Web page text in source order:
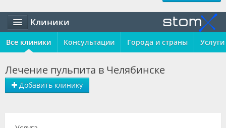
Клиники
Статьи
Обучение
Все клиники Консультации Города и страны Услуги
Добавить клинику
Лечение пульпита в Челябинске